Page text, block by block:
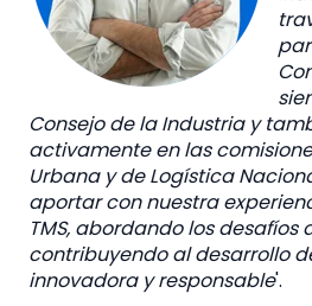
Consejo de la Industria y
activamente en las
Urbana y de Logística
aportar con nuestra
TMS, abordando los desafíos
contribuyendo al desarrollo
innovadora y responsable'.